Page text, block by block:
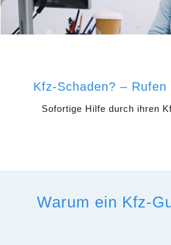
Kfz-Schaden? – Rufen
Sofortige Hilfe durch ihren
Warum ein Kfz-